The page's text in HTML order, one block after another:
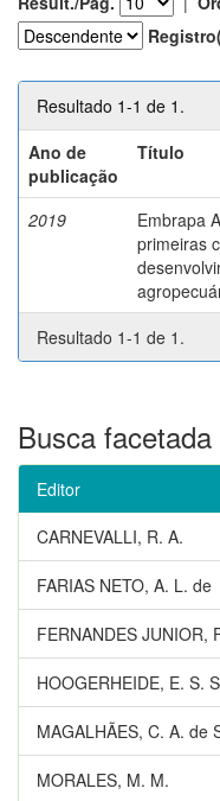
Resultado 1-1 de 1.
Ano de
publicação
Título
2019
Embrapa
primeiras
Resultado 1-1 de 1.
Busca facetada
Editor
CARNEVALLI, R. A.
FARIAS NETO, A. L. de
FERNANDES JUNIOR,
HOOGERHEIDE, E. S.
MAGALHÃES, C. A. de
MORALES, M. M.